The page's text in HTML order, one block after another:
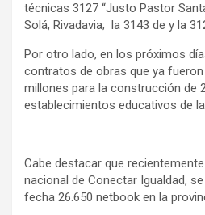
técnicas 3127 “Justo Pastor
Solá, Rivadavia; la 3143 de y la
Por otro lado, en los próximos
contratos de obras que ya fueron
millones para la construcción de
establecimientos educativos de
Cabe destacar que
nacional de Conectar Igualdad,
fecha 26.650 netbook en la